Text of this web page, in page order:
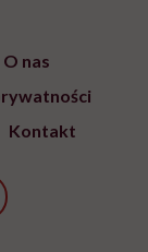
O nas
Kontakt